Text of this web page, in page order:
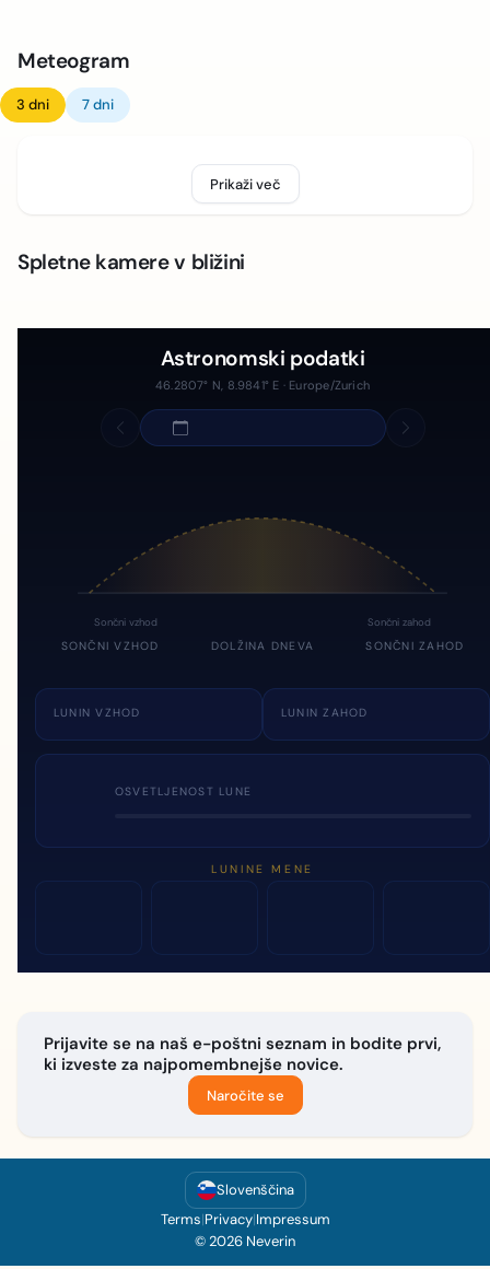
Meteogram
3 dni 7 dni
Prikaži več
Spletne kamere v bližini
Astronomski podatki
46.2807° N, 8.9841° E · Europe/Zurich
Sončni vzhod Sončni zahod
SONČNI VZHOD DOLŽINA DNEVA SONČNI ZAHOD
LUNIN VZHOD LUNIN ZAHOD
OSVETLJENOST LUNE
LUNINE MENE
Prijavite se na naš e-poštni seznam in bodite prvi,
ki izveste za najpomembnejše novice.
Naročite se
Slovenščina
Terms|Privacy|Impressum
© 2026 Neverin